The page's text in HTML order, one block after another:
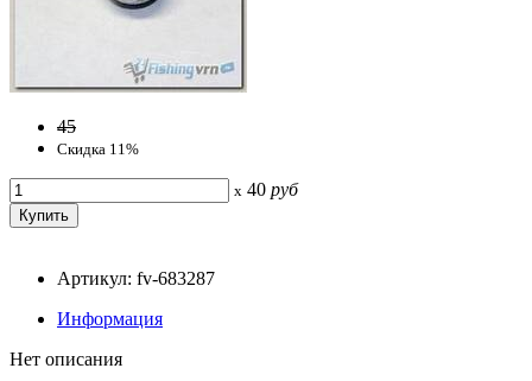
45
Скидка 11%
x 40 руб
Артикул: fv-683287
Информация
Нет описания